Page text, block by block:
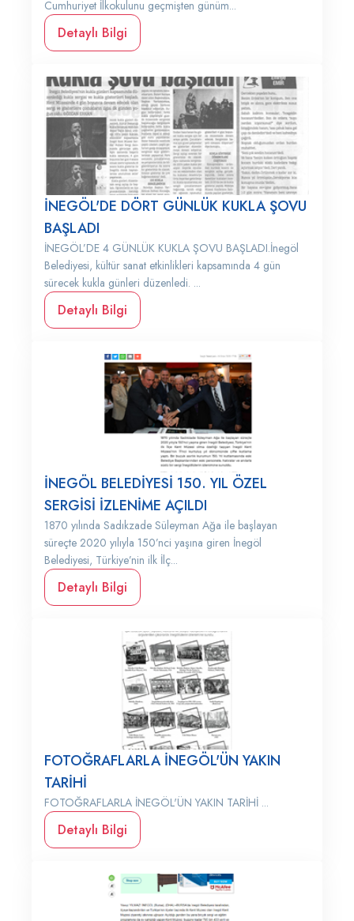
Cumhuriyet İlkokulunu geçmişten günüm...
Detaylı Bilgi
İNEGÖL'DE DÖRT GÜNLÜK KUKLA ŞOVU
BAŞLADI
İNEGÖL’DE 4 GÜNLÜK KUKLA ŞOVU BAŞLADI.İnegöl
Belediyesi, kültür sanat etkinlikleri kapsamında 4 gün
sürecek kukla günleri düzenledi. ...
Detaylı Bilgi
İNEGÖL BELEDİYESİ 150. YIL ÖZEL
SERGİSİ İZLENİME AÇILDI
1870 yılında Sadıkzade Süleyman Ağa ile başlayan
süreçte 2020 yılıyla 150’nci yaşına giren İnegöl
Belediyesi, Türkiye’nin ilk İlç...
Detaylı Bilgi
FOTOĞRAFLARLA İNEGÖL'ÜN YAKIN
TARİHİ
FOTOĞRAFLARLA İNEGÖL'ÜN YAKIN TARİHİ ...
Detaylı Bilgi